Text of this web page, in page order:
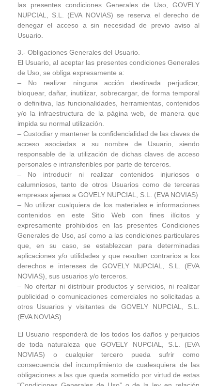
las presentes condiciones Generales de Uso, GOVELY
NUPCIAL, S.L. (EVA NOVIAS) se reserva el derecho de
denegar el acceso a sin necesidad de previo aviso al
Usuario.
3.- Obligaciones Generales del Usuario.
El Usuario, al aceptar las presentes condiciones Generales
de Uso, se obliga expresamente a:
– No realizar ninguna acción destinada perjudicar,
bloquear, dañar, inutilizar, sobrecargar, de forma temporal
o definitiva, las funcionalidades, herramientas, contenidos
y/o la infraestructura de la página web, de manera que
impida su normal utilización.
– Custodiar y mantener la confidencialidad de las claves de
acceso asociadas a su nombre de Usuario, siendo
responsable de la utilización de dichas claves de acceso
personales e intransferibles por parte de terceros.
– No introducir ni realizar contenidos injuriosos o
calumniosos, tanto de otros Usuarios como de terceras
empresas ajenas a GOVELY NUPCIAL, S.L. (EVA NOVIAS)
– No utilizar cualquiera de los materiales e informaciones
contenidos en este Sitio Web con fines ilícitos y
expresamente prohibidos en las presentes Condiciones
Generales de Uso, así como a las condiciones particulares
que, en su caso, se establezcan para determinadas
aplicaciones y/o utilidades y que resulten contrarios a los
derechos e intereses de GOVELY NUPCIAL, S.L. (EVA
NOVIAS), sus usuarios y/o terceros.
– No ofertar ni distribuir productos y servicios, ni realizar
publicidad o comunicaciones comerciales no solicitadas a
otros Usuarios y visitantes de GOVELY NUPCIAL, S.L.
(EVA NOVIAS)
El Usuario responderá de los todos los daños y perjuicios
de toda naturaleza que GOVELY NUPCIAL, S.L. (EVA
NOVIAS) o cualquier tercero pueda sufrir como
consecuencia del incumplimiento de cualesquiera de las
obligaciones a las que queda sometido por virtud de estas